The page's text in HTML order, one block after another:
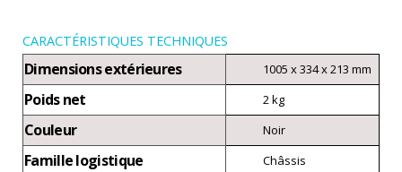
CARACTÉRISTIQUES TECHNIQUES
Dimensions extérieures 1005 x 334 x 213 mm
Poids net 2 kg
Couleur Noir
Famille logistique Châssis